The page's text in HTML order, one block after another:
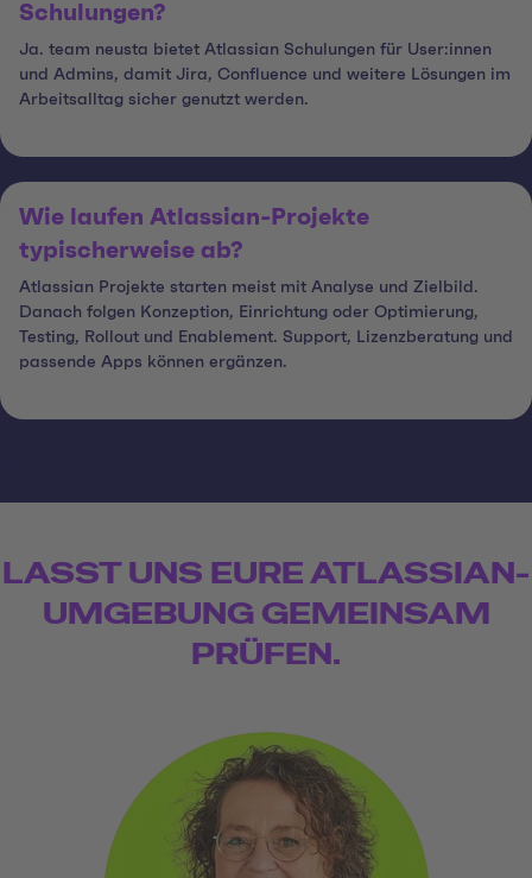
Schulungen?
Ja. team neusta bietet Atlassian Schulungen für User:innen
und Admins, damit Jira, Confluence und weitere Lösungen im
Arbeitsalltag sicher genutzt werden.
Wie laufen Atlassian-Projekte
typischerweise ab?
Atlassian Projekte starten meist mit Analyse und Zielbild.
Danach folgen Konzeption, Einrichtung oder Optimierung,
Testing, Rollout und Enablement. Support, Lizenzberatung und
passende Apps können ergänzen.
LASST UNS EURE ATLASSIAN-
UMGEBUNG GEMEINSAM
PRÜFEN.